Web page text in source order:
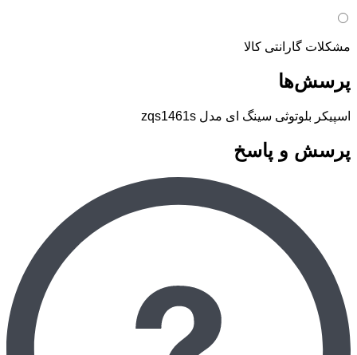
مشکلات گارانتی کالا
پرسش‌ها
اسپیکر بلوتوثی سینگ ای مدل zqs1461s
پرسش و پاسخ